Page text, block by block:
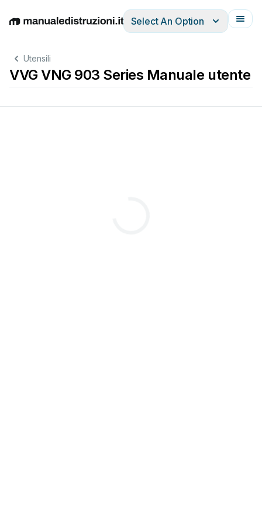
EnglishDeutschEspañolItalianoFrançais
Select An Option
Utensili
VVG VNG 903 Series Manuale utente